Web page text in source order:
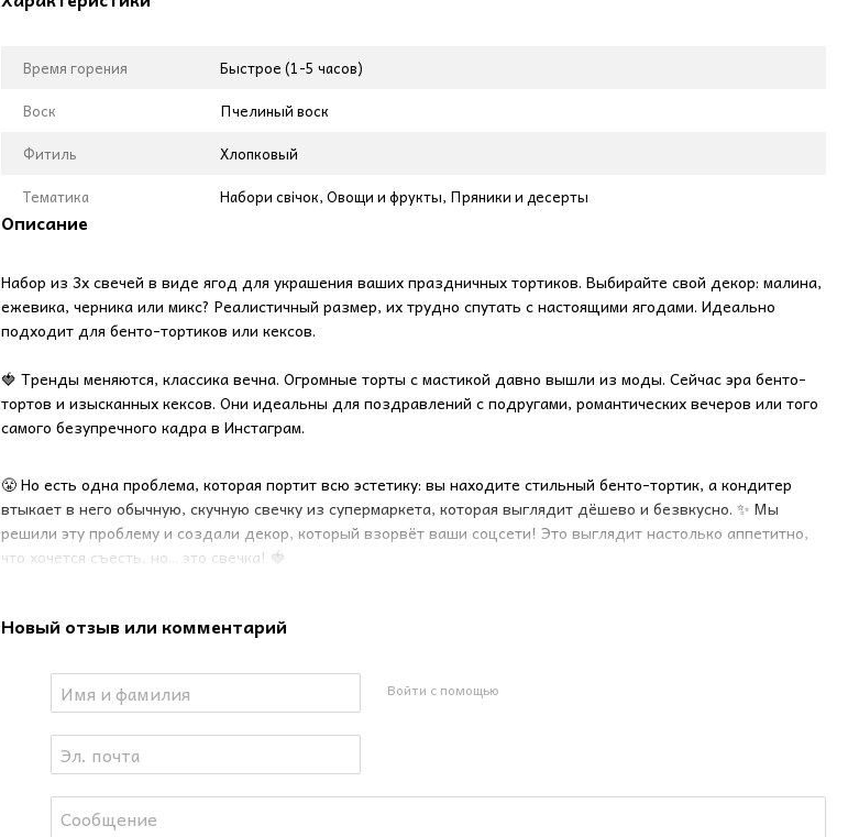
Время горения
Быстрое (1-5 часов)
Воск
Пчелиный воск
Фитиль
Хлопковый
Тематика
Набори свічок, Овощи и фрукты, Пряники и десерты
Описание
Набор из 3х свечей в виде ягод для украшения ваших праздничных тортиков. Выбирайте свой декор: малина,
ежевика, черника или микс? Реалистичный размер, их трудно спутать с настоящими ягодами. Идеально
подходит для бенто-тортиков или кексов.
🍓 Тренды меняются, классика вечна. Огромные торты с мастикой давно вышли из моды. Сейчас эра бенто-
тортов и изысканных кексов. Они идеальны для поздравлений с подругами, романтических вечеров или того
самого безупречного кадра в Инстаграм.
😤 Но есть одна проблема, которая портит всю эстетику: вы находите стильный бенто-тортик, а кондитер
втыкает в него обычную, скучную свечку из супермаркета, которая выглядит дёшево и безвкусно. ✨ Мы
решили эту проблему и создали декор, который взорвёт ваши соцсети! Это выглядит настолько аппетитно,
что хочется съесть, но... это свечка! 🍓
кремом, а сверху — несколько таких свечей, похожих на настоящие ягоды, только что собранные с куста.
Малинка, ежевика и черника из натурального пчелиного воска, которые станут изысканным акцентом вашего
праздника.
✨ В чём магия наших ягодок:
🕯 Гиперреализм: каждая зёрнышко малинки и текстура черники воспроизведены с невероятной точностью.
Новый отзыв или комментарий
Войти с помощью